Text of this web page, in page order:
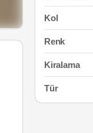
Kol
Renk
Kiralama
Tür